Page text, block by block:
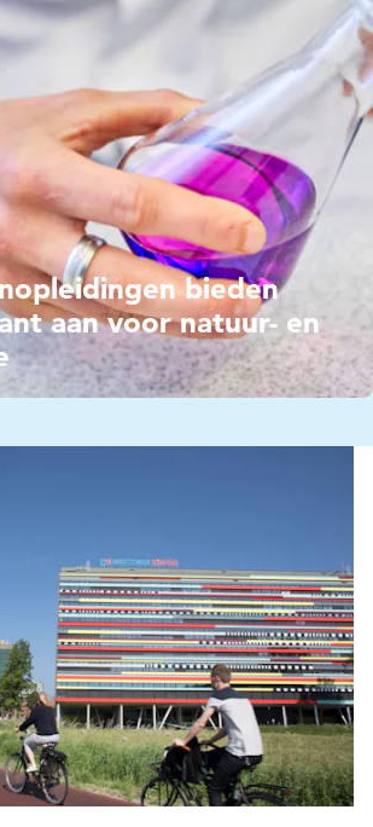
bieden
aan voor natuur- en